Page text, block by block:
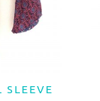
SLEEVE